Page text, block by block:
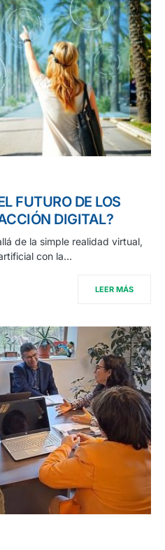
FUTURO DE LOS
DIGITAL?
de la simple realidad virtual,
con la…
LEER MÁS